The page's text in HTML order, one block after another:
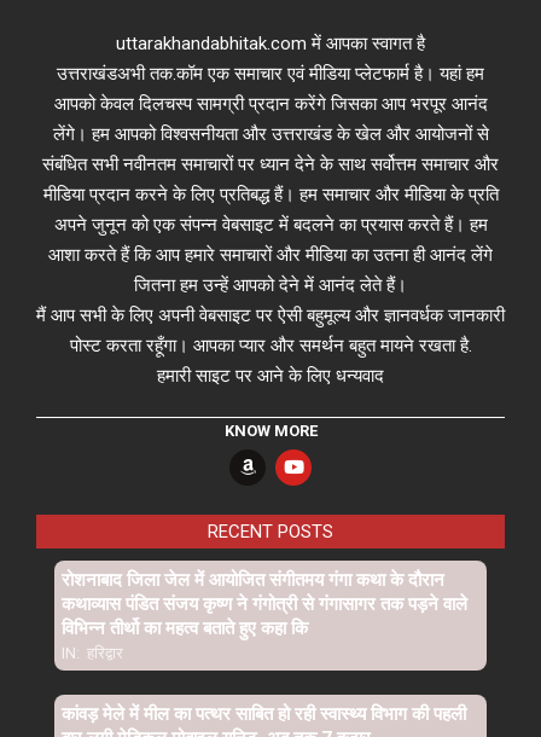
uttarakhandabhitak.com में आपका स्वागत है
उत्तराखंडअभी तक.कॉम एक समाचार एवं मीडिया प्लेटफार्म है। यहां हम
आपको केवल दिलचस्प सामग्री प्रदान करेंगे जिसका आप भरपूर आनंद
लेंगे। हम आपको विश्वसनीयता और उत्तराखंड के खेल और आयोजनों से
संबंधित सभी नवीनतम समाचारों पर ध्यान देने के साथ सर्वोत्तम समाचार और
मीडिया प्रदान करने के लिए प्रतिबद्ध हैं। हम समाचार और मीडिया के प्रति
अपने जुनून को एक संपन्न वेबसाइट में बदलने का प्रयास करते हैं। हम
आशा करते हैं कि आप हमारे समाचारों और मीडिया का उतना ही आनंद लेंगे
जितना हम उन्हें आपको देने में आनंद लेते हैं।
मैं आप सभी के लिए अपनी वेबसाइट पर ऐसी बहुमूल्य और ज्ञानवर्धक जानकारी
पोस्ट करता रहूँगा। आपका प्यार और समर्थन बहुत मायने रखता है.
हमारी साइट पर आने के लिए धन्यवाद
KNOW MORE
RECENT POSTS
रोशनाबाद जिला जेल में आयोजित संगीतमय गंगा कथा के दौरान
कथाव्यास पंडित संजय कृष्ण ने गंगोत्री से गंगासागर तक पड़ने वाले
विभिन्न तीर्थो का महत्व बताते हुए कहा कि
IN: हरिद्वार
कांवड़ मेले में मील का पत्थर साबित हो रही स्वास्थ्य विभाग की पहली